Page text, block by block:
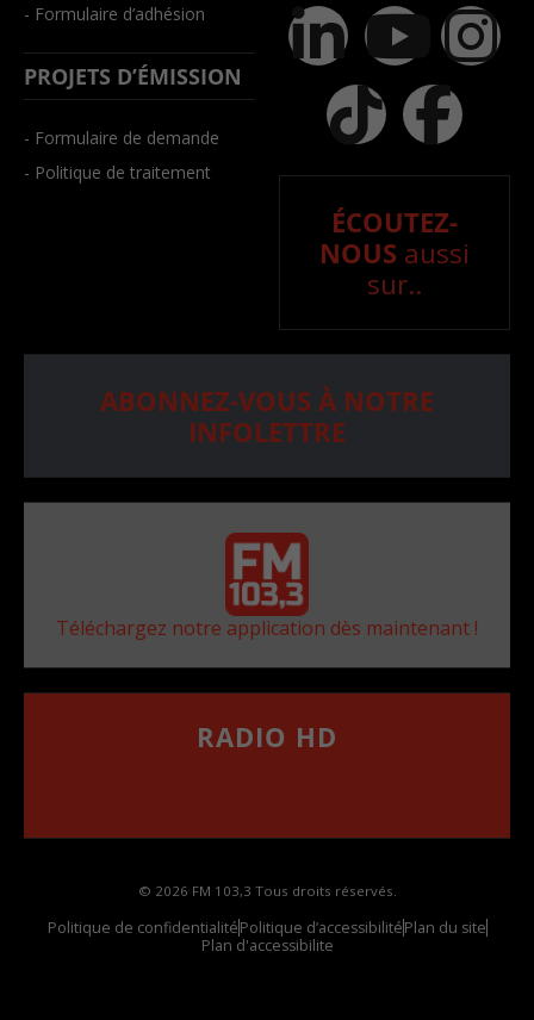
- Formulaire d’adhésion
PROJETS D’ÉMISSION
- Formulaire de demande
- Politique de traitement
ÉCOUTEZ-
NOUS aussi
sur..
ABONNEZ-VOUS À NOTRE
INFOLETTRE
Téléchargez notre application dès maintenant !
RADIO HD
© 2026 FM 103,3 Tous droits réservés.
Politique de confidentialitéPolitique d’accessibilitéPlan du site
Plan d'accessibilite